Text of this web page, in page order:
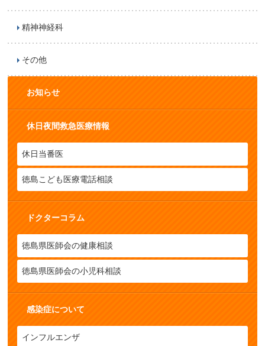
精神神経科
その他
お知らせ
休日夜間救急医療情報
休日当番医
徳島こども医療電話相談
ドクターコラム
徳島県医師会の健康相談
徳島県医師会の小児科相談
感染症について
インフルエンザ